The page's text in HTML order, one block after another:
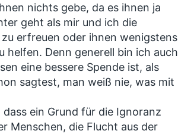
nichts gebe, da es ihnen ja
geht als mir und ich die
erfreuen oder ihnen wenigstens
helfen. Denn generell bin ich auch
eine bessere Spende ist, als
sagtest, man weiß nie, was mit
ein Grund für die Ignoranz
Menschen, die Flucht aus der